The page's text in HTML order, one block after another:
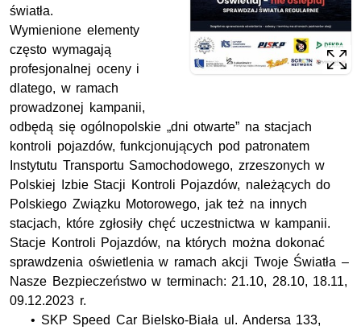
światła.
Wymienione elementy
często wymagają
profesjonalnej oceny i
dlatego, w ramach
prowadzonej kampanii,
odbędą się ogólnopolskie „dni otwarte” na stacjach
kontroli pojazdów, funkcjonujących pod patronatem
Instytutu Transportu Samochodowego, zrzeszonych w
Polskiej Izbie Stacji Kontroli Pojazdów, należących do
Polskiego Związku Motorowego, jak też na innych
stacjach, które zgłosiły chęć uczestnictwa w kampanii.
Stacje Kontroli Pojazdów, na których można dokonać
sprawdzenia oświetlenia w ramach akcji Twoje Światła –
Nasze Bezpieczeństwo w terminach: 21.10, 28.10, 18.11,
09.12.2023 r.
• SKP Speed Car Bielsko-Biała ul. Andersa 133,